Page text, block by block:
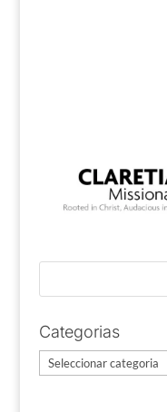
Categorias
Categorias